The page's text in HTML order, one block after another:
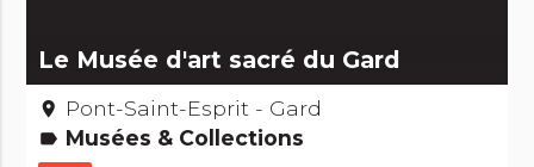
Le Musée d'art sacré du Gard
place Pont-Saint-Esprit - Gard
label Musées & Collections